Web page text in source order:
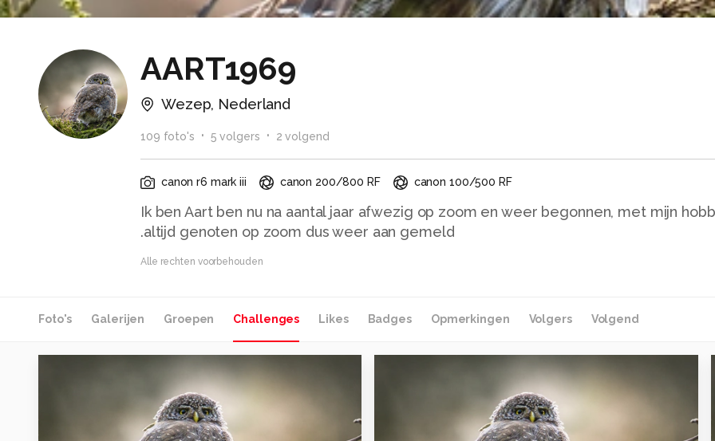
AART1969
Wezep, Nederland
109 foto's 5 volgers 2 volgend
canon r6 mark iii canon 200/800 RF canon 100/500 RF
Ik ben Aart ben nu na aantal jaar afwezig op zoom en weer begonnen, met mijn
Alle rechten voorbehouden
Foto's Galerijen Groepen Challenges Likes Badges Opmerkingen Volgers Volgend